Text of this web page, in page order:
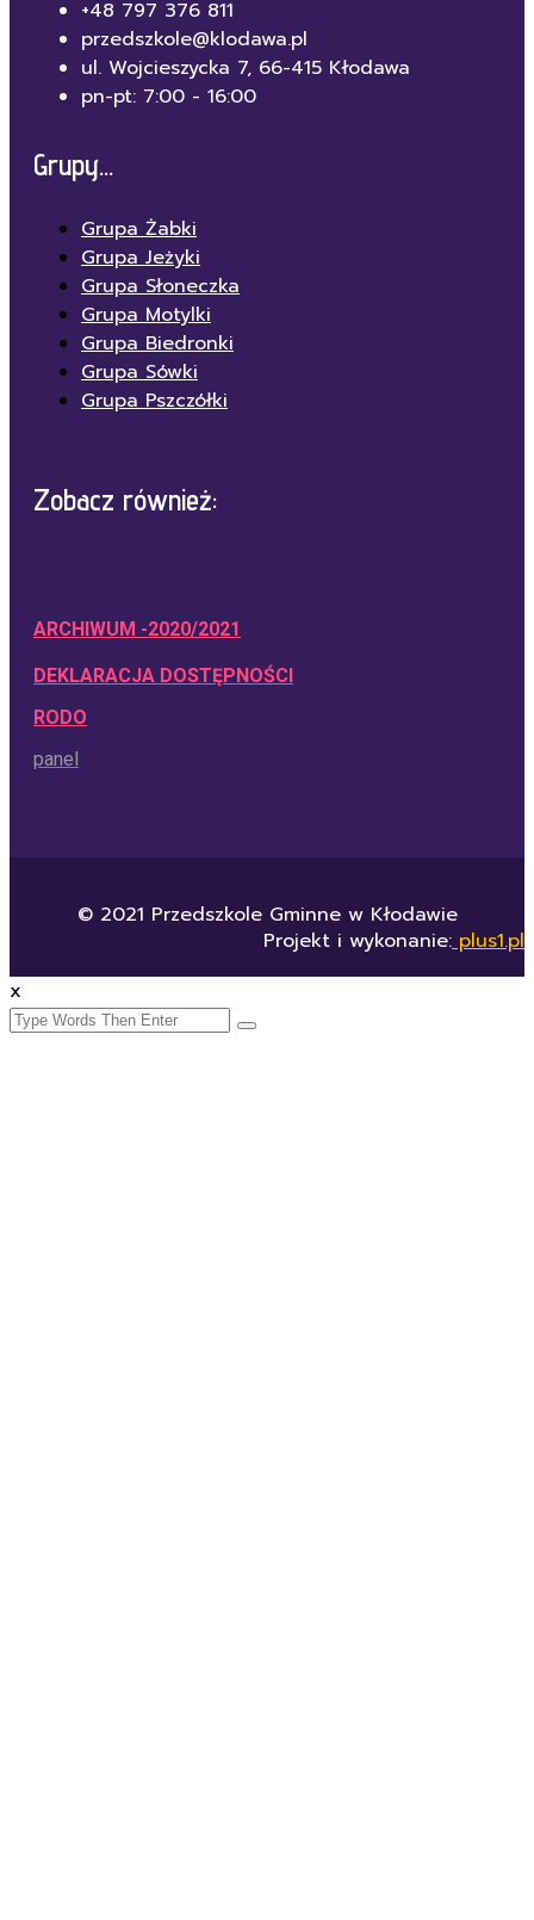
+48 797 376 811
przedszkole@klodawa.pl
ul. Wojcieszycka 7, 66-415 Kłodawa
pn-pt: 7:00 - 16:00
Grupy...
Grupa Żabki
Grupa Jeżyki
Grupa Słoneczka
Grupa Motylki
Grupa Biedronki
Grupa Sówki
Grupa Pszczółki
Zobacz również:
ARCHIWUM -2020/2021
DEKLARACJA DOSTĘPNOŚCI
RODO
panel
© 2021 Przedszkole Gminne w Kłodawie
Projekt i wykonanie: plus1.pl
x